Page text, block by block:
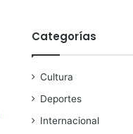
Categorías
Cultura
Deportes
Internacional